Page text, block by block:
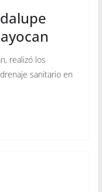
realizó los
sanitario en